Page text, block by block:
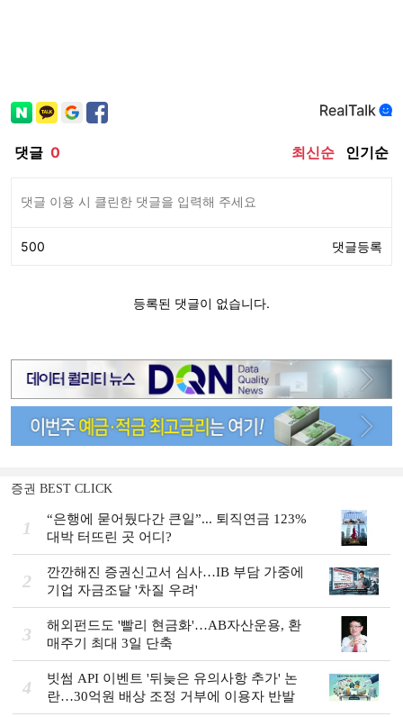
증권 BEST CLICK
1
“은행에 묻어뒀다간 큰일”... 퇴직연금 123%
대박 터뜨린 곳 어디?
2
깐깐해진 증권신고서 심사…IB 부담 가중에
기업 자금조달 '차질 우려'
3
해외펀드도 '빨리 현금화'…AB자산운용, 환
매주기 최대 3일 단축
4
빗썸 API 이벤트 '뒤늦은 유의사항 추가' 논
란…30억원 배상 조정 거부에 이용자 반발